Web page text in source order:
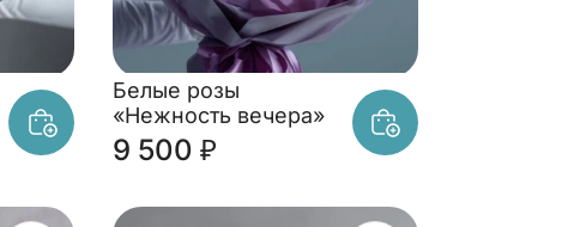
Белые розы
«Нежность вечера»
9 500 ₽